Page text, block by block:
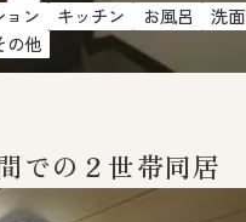
ョン キッチン お風呂
洗面
の他
での２世帯同居